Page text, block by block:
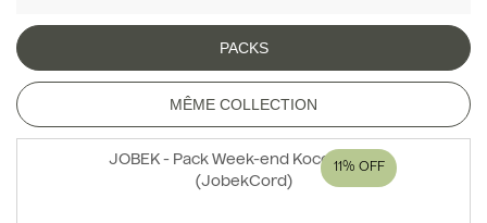
PACKS
MÊME COLLECTION
11%
JOBEK - Pack Week-end Kocon Ecru
(JobekCord)